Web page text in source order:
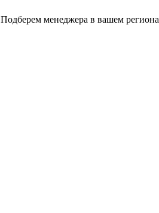
Подберем менеджера в вашем региона